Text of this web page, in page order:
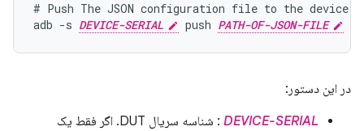
# Push The JSON configuration file to the device
adb -s DEVICE-SERIAL push PATH-OF-JSON-FILE
در این دستور:
DEVICE-SERIAL
: شناسه سریال DUT. اگر فقط یک